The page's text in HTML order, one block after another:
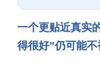
一个更贴近真实
得很好”仍可能